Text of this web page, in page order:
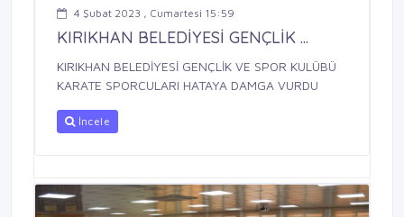
4 Şubat 2023 , Cumartesi 15:59
KIRIKHAN BELEDİYESİ GENÇLİK ...
KIRIKHAN BELEDİYESİ GENÇLİK VE SPOR KULÜBÜ
KARATE SPORCULARI HATAYA DAMGA VURDU
İncele